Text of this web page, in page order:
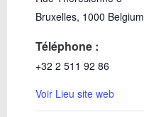
Bruxelles, 1000 Belgium
Téléphone :
+32 2 511 92 86
Voir Lieu site web